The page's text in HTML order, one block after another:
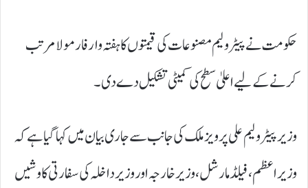
حکومت نے پیٹرولیم مصنوعات کی قیمتوں کا ہفتہ وارفارمولا مرتب
کرنےکے لیے اعلیٰ سطح کی کمیٹی تشکیل دے دی۔
وزیر پیٹرولیم علی پرویز ملک کی جانب سے جاری بیان میں کہا گیا ہےکہ
وزیراعظم، فیلڈ مارشل، وزیرخارجہ اور وزیرداخلہ کی سفارتی کاوشیں